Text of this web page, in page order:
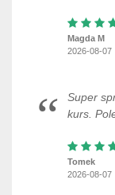
Magda M
2026-08-07
Super
kurs.
Tomek
2026-08-07